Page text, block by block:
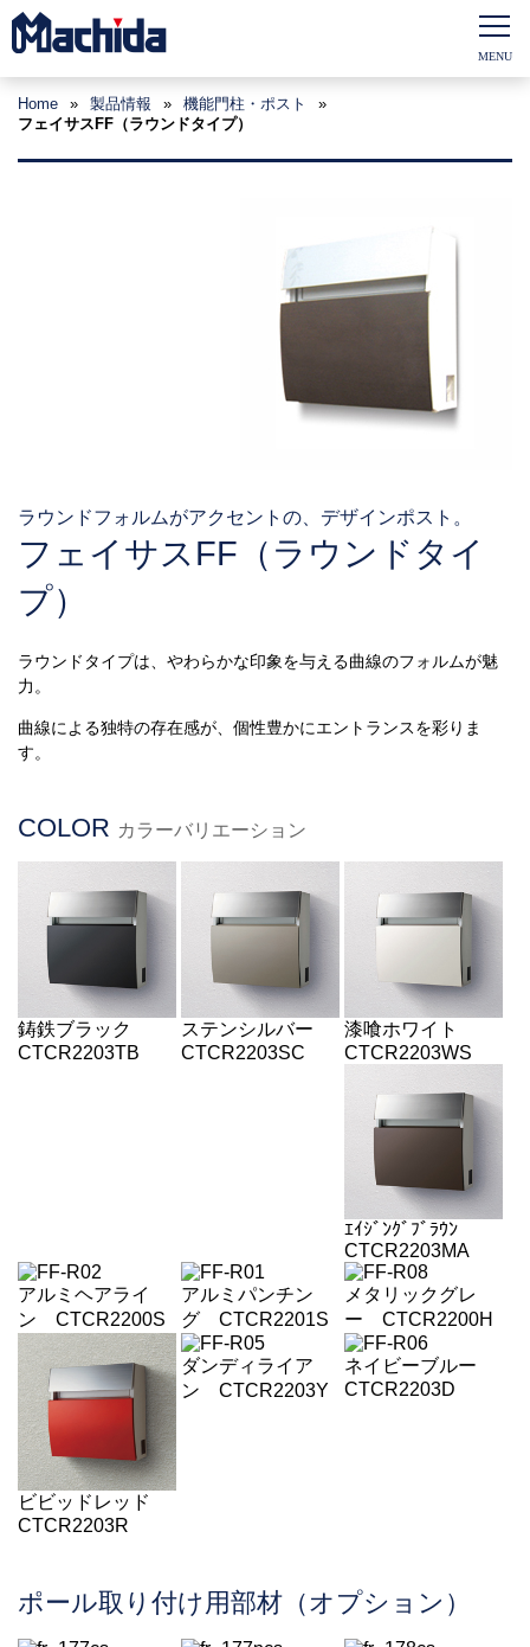
Home » 製品情報 » 機能門柱・ポスト
»
フェイサスFF（ラウンドタイプ）
ラウンドフォルムがアクセントの、デザインポスト。
フェイサスFF（ラウンドタイ
プ）
ラウンドタイプは、やわらかな印象を与える曲線のフォルムが魅
力。
曲線による独特の存在感が、個性豊かにエントランスを彩りま
す。
COLOR カラーバリエーション
鋳鉄ブラック
CTCR2203TB
ステンシルバー
CTCR2203SC
漆喰ホワイト
CTCR2203WS
ｴｲｼﾞﾝｸﾞﾌﾞﾗｳﾝ
CTCR2203MA
アルミヘアライ
ン CTCR2200S
アルミパンチン
グ CTCR2201S
メタリックグレ
ー CTCR2200H
ビビッドレッド
CTCR2203R
ダンディライア
ン CTCR2203Y
ネイビーブルー
CTCR2203D
ポール取り付け用部材（オプション）